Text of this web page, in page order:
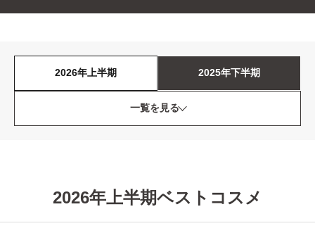
2026年上半期 2025年下半期
一覧を見る
2026年上半期ベストコスメ